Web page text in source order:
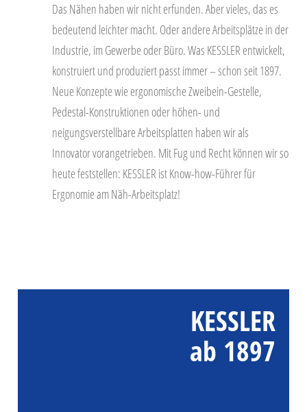
Das Nähen haben wir nicht erfunden. Aber vieles, das es
bedeutend leichter macht. Oder andere Arbeitsplätze in der
Industrie, im Gewerbe oder Büro. Was KESSLER entwickelt,
konstruiert und produziert passt immer – schon seit 1897.
Neue Konzepte wie ergonomische Zweibein-Gestelle,
Pedestal-Konstruktionen oder höhen- und
neigungsverstellbare Arbeitsplatten haben wir als
Innovator vorangetrieben. Mit Fug und Recht können wir so
heute feststellen: KESSLER ist Know-how-Führer für
Ergonomie am Näh-Arbeitsplatz!
KESSLER
ab 1897